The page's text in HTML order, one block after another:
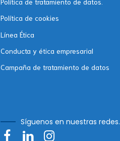
Política de cookies
Línea Ética
Conducta y ética empresarial
Campaña de tratamiento de datos
Síguenos en nuestras redes.